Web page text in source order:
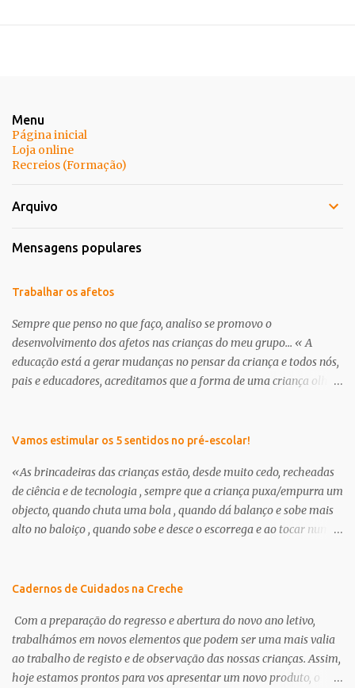
Menu
Página inicial
Loja online
Recreios (Formação)
Arquivo
Mensagens populares
Trabalhar os afetos
Sempre que penso no que faço, analiso se promovo o
desenvolvimento dos afetos nas crianças do meu grupo... « A
educação está a gerar mudanças no pensar da criança e todos nós,
pais e educadores, acreditamos que a forma de uma criança olhar
“nova” infância. Uma infância que tem de respeitar os seus
através da brincadeira, desenvolver os seus afetos tanto com as
suas outras potencialidades.» in, projeto curricular de sala ano
2012/13, educadora Milena Branco Continuamos a encontrar dias
específicos para abordar a amizade, o outro, enfim, cada um dá-
amigo? O que se dá/recebe de um amigo? Deixo-vos hoje algumas
Vamos estimular os 5 sentidos no pré-escolar!
«As brincadeiras das crianças estão, desde muito cedo, recheadas
de ciência e de tecnologia , sempre que a criança puxa/empurra um
objecto, quando chuta uma bola , quando dá balanço e sobe mais
alto no baloiço , quando sobe e desce o escorrega e ao tocar num
quando prova uma goma e sente como é doce, ou quando pega um
o faz lembrar-se da sua mãe, ou perante o ar frio sente as mãos
geladas, ela está a aprender .… As aprendizagens que a criança
realiza nestas circunstâncias decorrem da acção, da manipulação
natural dos objectos e situações que têm ao seu redor, usando,
Cadernos de Cuidados na Creche
Com a preparação do regresso e abertura do novo ano letivo,
trabalhámos em novos elementos que podem ser uma mais valia
ao trabalho de registo e de observação das nossas crianças. Assim,
hoje estamos prontos para vos apresentar um novo produto, o